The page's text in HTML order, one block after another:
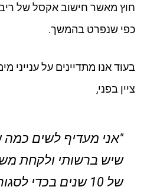
חוץ מאשר חישוב אקסל של
כפי שנפרט בהמשך.
בעוד אנו מתדיינים על ענייני
ציין בפני,
"אני מעדיף לשים כמה
שיש ברשותי ולקחת
של 10 שנים בכדי